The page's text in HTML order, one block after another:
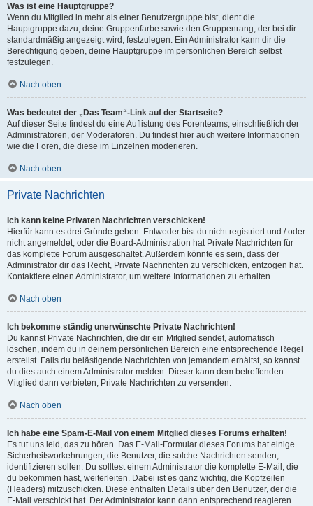
Was ist eine Hauptgruppe?
Wenn du Mitglied in mehr als einer Benutzergruppe bist, dient die
Hauptgruppe dazu, deine Gruppenfarbe sowie den Gruppenrang, der bei dir
standardmäßig angezeigt wird, festzulegen. Ein Administrator kann dir die
Berechtigung geben, deine Hauptgruppe im persönlichen Bereich selbst
festzulegen.
Nach oben
Was bedeutet der „Das Team“-Link auf der Startseite?
Auf dieser Seite findest du eine Auflistung des Forenteams, einschließlich der
Administratoren, der Moderatoren. Du findest hier auch weitere Informationen
wie die Foren, die diese im Einzelnen moderieren.
Nach oben
Private Nachrichten
Ich kann keine Privaten Nachrichten verschicken!
Hierfür kann es drei Gründe geben: Entweder bist du nicht registriert und / oder
nicht angemeldet, oder die Board-Administration hat Private Nachrichten für
das komplette Forum ausgeschaltet. Außerdem könnte es sein, dass der
Administrator dir das Recht, Private Nachrichten zu verschicken, entzogen hat.
Kontaktiere einen Administrator, um weitere Informationen zu erhalten.
Nach oben
Ich bekomme ständig unerwünschte Private Nachrichten!
Du kannst Private Nachrichten, die dir ein Mitglied sendet, automatisch
löschen, indem du in deinem persönlichen Bereich eine entsprechende Regel
erstellst. Falls du belästigende Nachrichten von jemandem erhältst, so kannst
du dies auch einem Administrator melden. Dieser kann dem betreffenden
Mitglied dann verbieten, Private Nachrichten zu versenden.
Nach oben
Ich habe eine Spam-E-Mail von einem Mitglied dieses Forums erhalten!
Es tut uns leid, das zu hören. Das E-Mail-Formular dieses Forums hat einige
Sicherheitsvorkehrungen, die Benutzer, die solche Nachrichten senden,
identifizieren sollen. Du solltest einem Administrator die komplette E-Mail, die
du bekommen hast, weiterleiten. Dabei ist es ganz wichtig, die Kopfzeilen
(Headers) mitzuschicken. Diese enthalten Details über den Benutzer, der die
E-Mail verschickt hat. Der Administrator kann dann entsprechend reagieren.